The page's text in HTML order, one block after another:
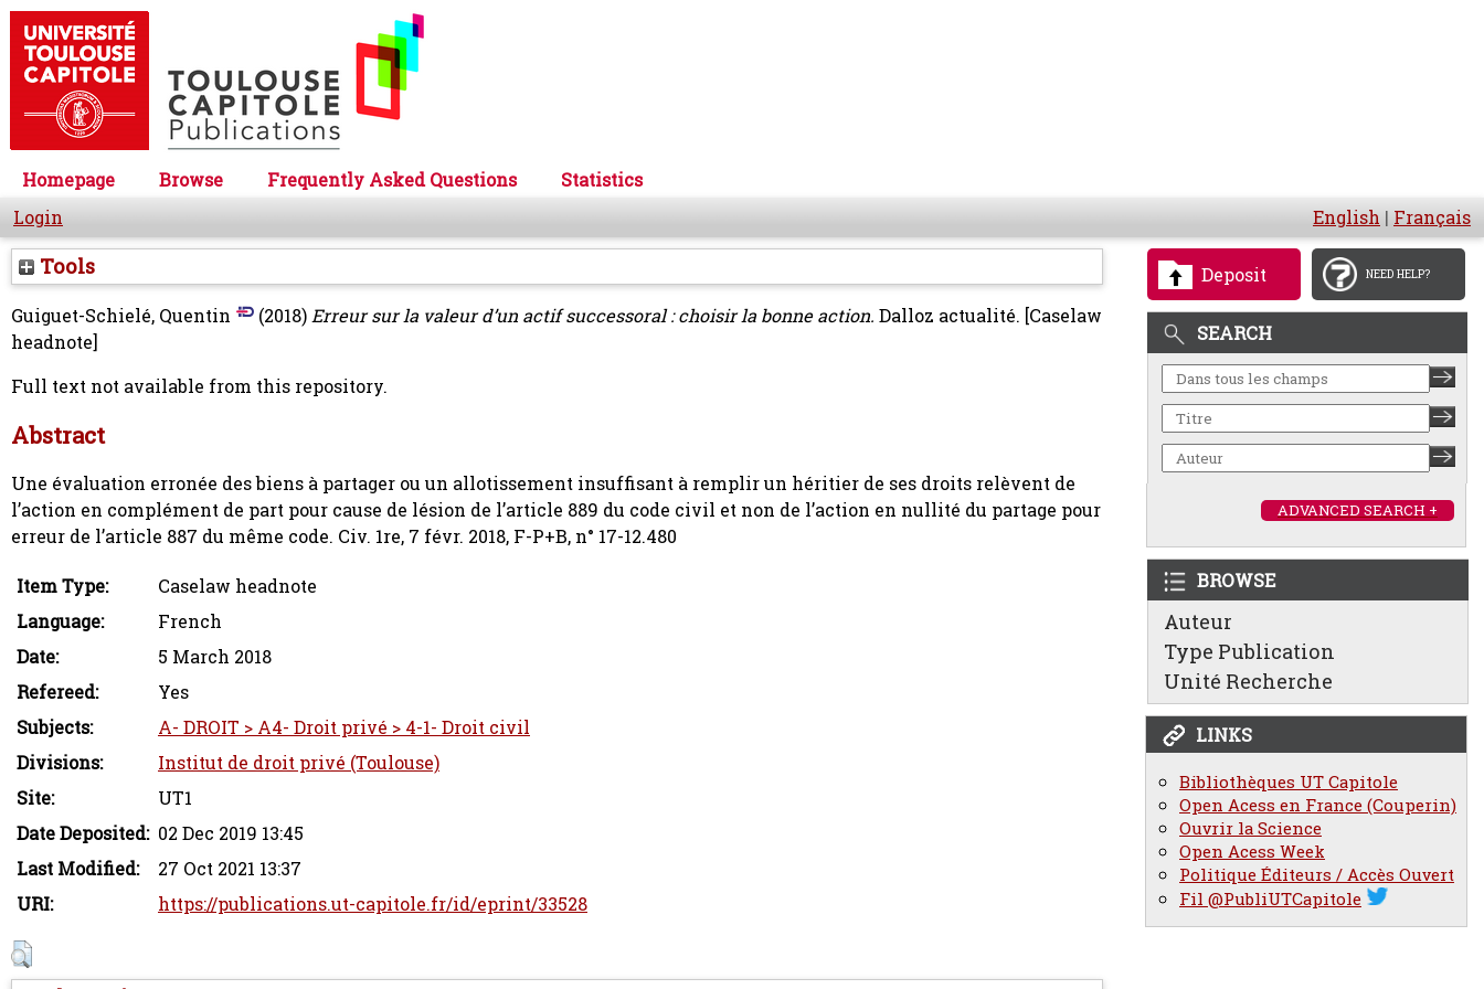
Homepage Browse Frequently Asked Questions
Statistics
Login
English | Français
Deposit NEED HELP?
SEARCH
ADVANCED SEARCH +
BROWSE
Auteur
Type Publication
Unité Recherche
LINKS
Bibliothèques UT Capitole
Open Acess en France (Couperin)
Ouvrir la Science
Open Acess Week
Politique Éditeurs / Accès Ouvert
Fil @PubliUTCapitole
Tools
Guiguet-Schielé, Quentin (2018)Erreur sur la valeur d’un actif successoral : choisir la bonne action. Dalloz actualité. [Caselaw
headnote]
Full text not available from this repository.
Abstract
Une évaluation erronée des biens à partager ou un allotissement insuffisant à remplir un héritier de ses droits relèvent de
l’action en complément de part pour cause de lésion de l’article 889 du code civil et non de l’action en nullité du partage pour
erreur de l’article 887 du même code. Civ. 1re, 7 févr. 2018, F-P+B, n° 17-12.480
Item Type:
Caselaw headnote
Language:
French
Date:
5 March 2018
Refereed:
Yes
Subjects:
A- DROIT > A4- Droit privé > 4-1- Droit civil
Divisions:
Institut de droit privé (Toulouse)
Site:
UT1
Date Deposited: 02 Dec 2019 13:45
Last Modified:
27 Oct 2021 13:37
URI:
https://publications.ut-capitole.fr/id/eprint/33528